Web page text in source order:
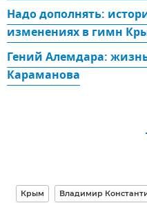
Надо дополнять:
изменениях в гимн
Гений Алемдара:
Караманова
Крым Владимир